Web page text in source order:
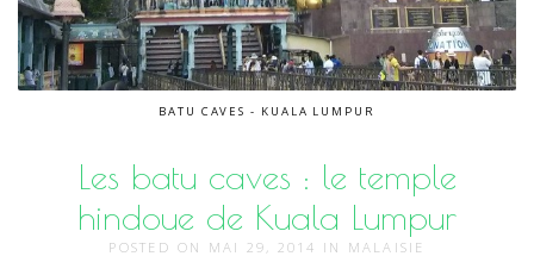
BATU CAVES - KUALA LUMPUR
Les batu caves : le temple
hindoue de Kuala Lumpur
POSTED ON MAI 29, 2014 IN MALAISIE